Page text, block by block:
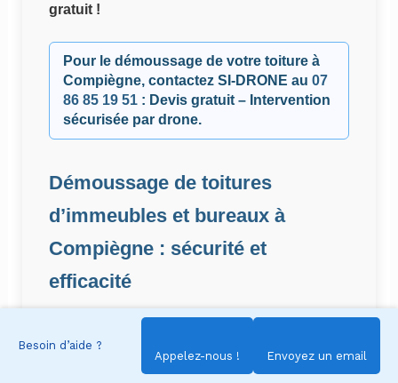
Besoin d’aide ?
Appelez-nous !
Envoyez un email
gratuit !
Pour le démoussage de votre toiture à
Compiègne, contactez SI-DRONE au 07
86 85 19 51: Devis gratuit – Intervention
sécurisée par drone.
Démoussage de toitures
d’immeubles et bureaux à
Compiègne : sécurité et
efficacité
l’Oise pour le démoussage de toits
d’immeubles et de bureaux